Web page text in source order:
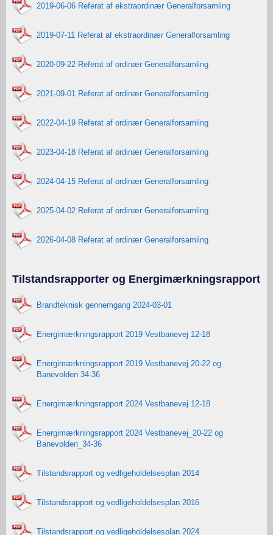
2019-06-06 Referat af ekstraordinær Generalforsamling
2019-07-11 Referat af ekstraordinær Generalforsamling
2020-09-22 Referat af ordinær Generalforsamling
2021-09-01 Referat af ordinær Generalforsamling
2022-04-19 Referat af ordinær Generalforsamling
2023-04-18 Referat af ordinær Generalforsamling
2024-04-15 Referat af ordinær Generalforsamling
2025-04-02 Referat af ordinær Generalforsamling
2026-04-08 Referat af ordinær Generalforsamling
Tilstandsrapporter og Energimærkningsrapport
Brandteknisk gennemgang 2024-03-01
Energimærkningsrapport 2019 Vestbanevej 12-18
Energimærkningsrapport 2019 Vestbanevej 20-22 og
Banevolden 34-36
Energimærkningsrapport 2024 Vestbanevej 12-18
Energimærkningsrapport 2024 Vestbanevej_20-22 og
Banevolden_34-36
Tilstandsrapport og vedligeholdelsesplan 2014
Tilstandsrapport og vedligeholdelsesplan 2016
Tilstandsrapport og vedligeholdelsesplan 2024